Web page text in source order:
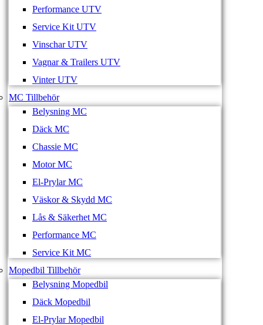
Performance UTV
Service Kit UTV
Vinschar UTV
Vagnar & Trailers UTV
Vinter UTV
MC Tillbehör
Belysning MC
Däck MC
Chassie MC
Motor MC
El-Prylar MC
Väskor & Skydd MC
Lås & Säkerhet MC
Performance MC
Service Kit MC
Mopedbil Tillbehör
Belysning Mopedbil
Däck Mopedbil
El-Prylar Mopedbil